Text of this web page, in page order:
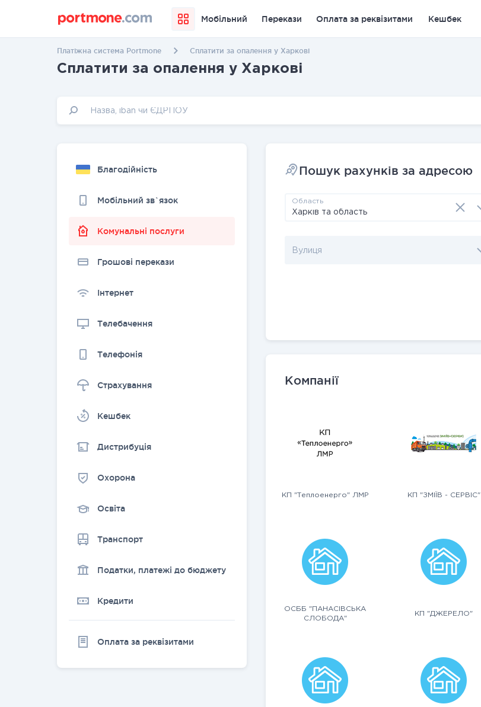
Мобільний Перекази Оплата за реквізитами Кешбек
Платіжна система Portmone Сплатити за опалення у Харкові
Сплатити за опалення у Харкові
Благодійність
Мобільний зв`язок
Комунальні послуги
Грошовi перекази
Інтернет
Телебачення
Телефонія
Страхування
Kешбек
Дистрибуція
Охорона
Освіта
Транспорт
Податки, платежі до бюджету
Кредити
Оплата за реквізитами
Пошук рахунків за адресою
Область
Вулиця
Компанії
КП "Теплоенерго" ЛМР КП "ЗМІЇВ - СЕРВІС"
ОСББ "ПАНАСІВСЬКА
СЛОБОДА"
КП "ДЖЕРЕЛО"